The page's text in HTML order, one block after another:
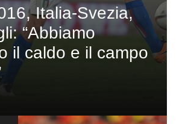
Italia-Svezia,
“Abbiamo
il caldo e il campo